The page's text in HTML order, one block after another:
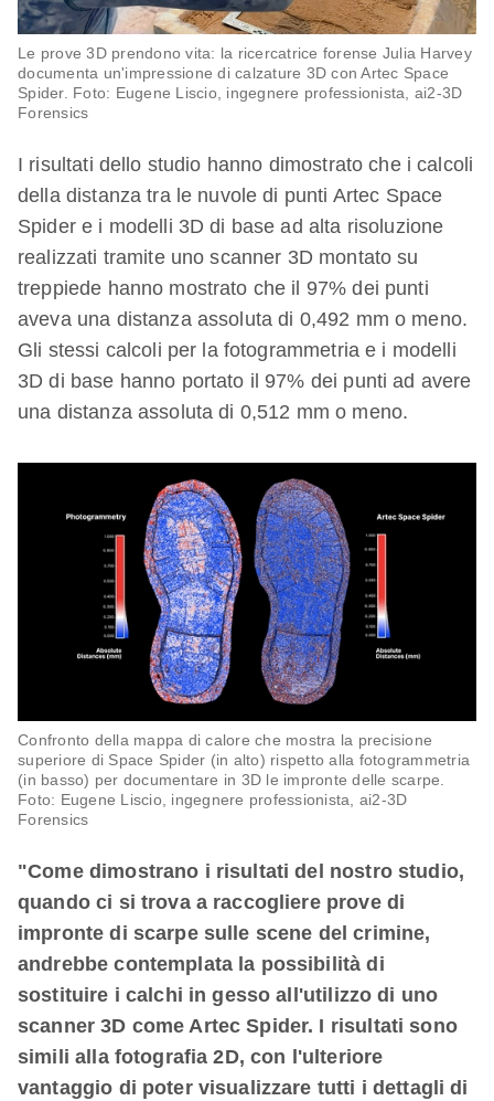
Le prove 3D prendono vita: la ricercatrice forense Julia Harvey
documenta un'impressione di calzature 3D con Artec Space
Spider. Foto: Eugene Liscio, ingegnere professionista, ai2-3D
Forensics
I risultati dello studio hanno dimostrato che i calcoli
della distanza tra le nuvole di punti Artec Space
Spider e i modelli 3D di base ad alta risoluzione
realizzati tramite uno scanner 3D montato su
treppiede hanno mostrato che il 97% dei punti
aveva una distanza assoluta di 0,492 mm o meno.
Gli stessi calcoli per la fotogrammetria e i modelli
3D di base hanno portato il 97% dei punti ad avere
una distanza assoluta di 0,512 mm o meno.
Confronto della mappa di calore che mostra la precisione
superiore di Space Spider (in alto) rispetto alla fotogrammetria
(in basso) per documentare in 3D le impronte delle scarpe.
Foto: Eugene Liscio, ingegnere professionista, ai2-3D
Forensics
"Come dimostrano i risultati del nostro studio,
quando ci si trova a raccogliere prove di
impronte di scarpe sulle scene del crimine,
andrebbe contemplata la possibilità di
sostituire i calchi in gesso all'utilizzo di uno
scanner 3D come Artec Spider. I risultati sono
simili alla fotografia 2D, con l'ulteriore
vantaggio di poter visualizzare tutti i dettagli di